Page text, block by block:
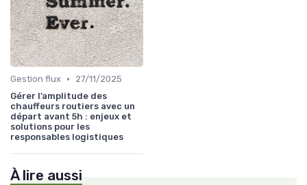
Gestion flux •
27/11/2025
Gérer l’amplitude des
chauffeurs routiers avec un
départ avant 5h : enjeux et
solutions pour les
responsables logistiques
À lire aussi